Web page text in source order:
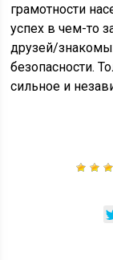
грамотности
успех в чем-то
друзей/
безопасности.
сильное и